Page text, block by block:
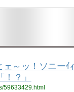
～ッ！ソニーｲｨ
？」
59633429.html